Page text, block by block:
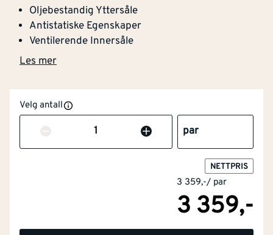
Oljebestandig Yttersåle
Antistatiske Egenskaper
Ventilerende Innersåle
Les mer
Velg antall
Antall par
NETTPRIS
3 359,-/ par
3 359,-